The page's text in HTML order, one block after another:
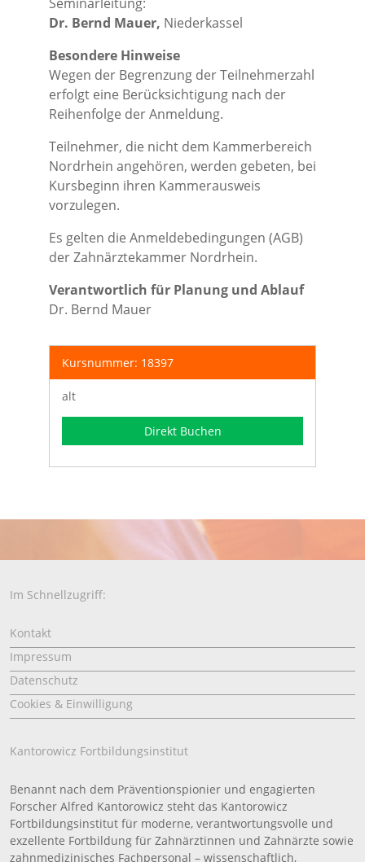
Dr. Bernd Mauer, Niederkassel
Besondere Hinweise
Wegen der Begrenzung der Teilnehmerzahl
erfolgt eine Berücksichtigung nach der
Reihenfolge der Anmeldung.
Teilnehmer, die nicht dem Kammerbereich
Nordrhein angehören, werden gebeten, bei
Kursbeginn ihren Kammerausweis
vorzulegen.
Es gelten die Anmeldebedingungen (AGB)
der Zahnärztekammer Nordrhein.
Verantwortlich für Planung und Ablauf
Dr. Bernd Mauer
Kursnummer: 18397
alt
Direkt Buchen
Im Schnellzugriff:
Kontakt
Impressum
Datenschutz
Cookies & Einwilligung
Kantorowicz Fortbildungsinstitut
Benannt nach dem Präventionspionier und engagierten
Forscher Alfred Kantorowicz steht das Kantorowicz
Fortbildungsinstitut für moderne, verantwortungsvolle und
exzellente Fortbildung für Zahnärztinnen und Zahnärzte sowie
zahnmedizinisches Fachpersonal – wissenschaftlich,